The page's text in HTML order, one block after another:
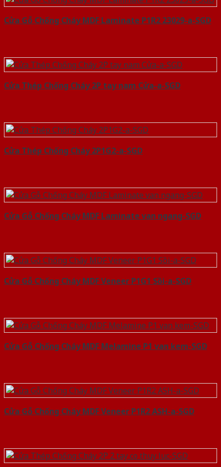
Cửa Gỗ Chống Cháy MDF Laminate P1R2 23029-a-SGD
Cửa Thép Chống Cháy 2P tay nam Cửa-a-SGD
Cửa Thép Chống Cháy 2P1G2-a-SGD
Cửa Gỗ Chống Cháy MDF Laminate van ngang-SGD
Cửa Gỗ Chống Cháy MDF Veneer P1G1 Sồi-a-SGD
Cửa Gỗ Chống Cháy MDF Melamine P1 van kem-SGD
Cửa Gỗ Chống Cháy MDF Veneer P1R2 ASH-a-SGD